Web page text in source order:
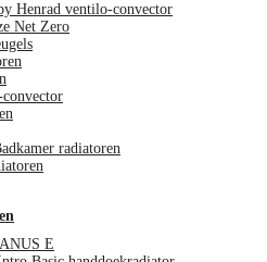
Henrad ventilo-convector
Net Zero
radiatoren
E